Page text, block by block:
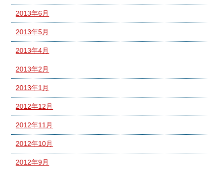
2013年6月
2013年5月
2013年4月
2013年2月
2013年1月
2012年12月
2012年11月
2012年10月
2012年9月